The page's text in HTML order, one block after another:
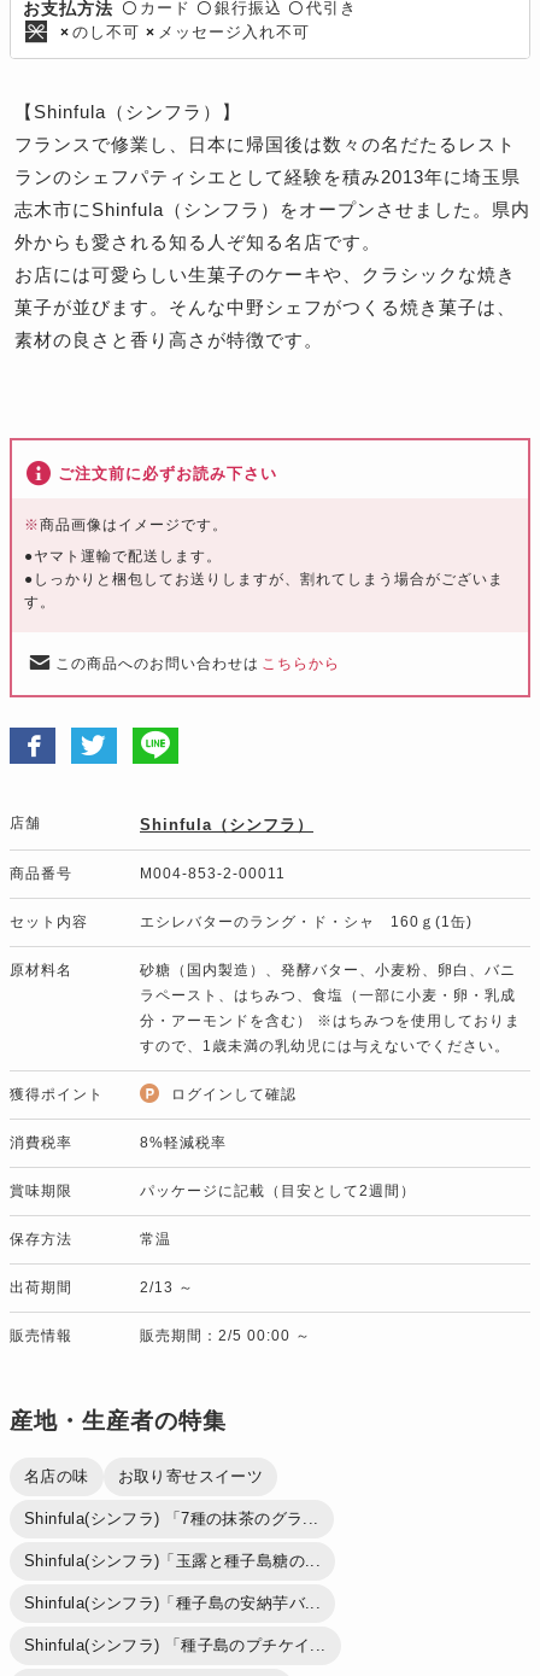
お支払方法 〇 カード 〇 銀行振込 〇 代引き
× のし不可 × メッセージ入れ不可
【Shinfula（シンフラ）】
フランスで修業し、日本に帰国後は数々の名だたるレスト
ランのシェフパティシエとして経験を積み2013年に埼玉県
志木市にShinfula（シンフラ）をオープンさせました。県内
外からも愛される知る人ぞ知る名店です。
お店には可愛らしい生菓子のケーキや、クラシックな焼き
菓子が並びます。そんな中野シェフがつくる焼き菓子は、
素材の良さと香り高さが特徴です。
ご注文前に必ずお読み下さい
※商品画像はイメージです。
●ヤマト運輸で配送します。
●しっかりと梱包してお送りしますが、割れてしまう場合がございま
す。
この商品へのお問い合わせは こちらから
店舗 Shinfula（シンフラ）
商品番号 M004-853-2-00011
セット内容 エシレバターのラング・ド・シャ 160ｇ(1缶)
原材料名
砂糖（国内製造）、発酵バター、小麦粉、卵白、バニ
ラペースト、はちみつ、食塩（一部に小麦・卵・乳成
分・アーモンドを含む） ※はちみつを使用しておりま
すので、1歳未満の乳幼児には与えないでください。
獲得ポイント ログインして確認
消費税率 8%軽減税率
賞味期限 パッケージに記載（目安として2週間）
保存方法 常温
出荷期間 2/13 ～
販売情報 販売期間：2/5 00:00 ～
産地・生産者の特集
名店の味 お取り寄せスイーツ
Shinfula(シンフラ) 「7種の抹茶のグラ...
Shinfula(シンフラ)「玉露と種子島糖の...
Shinfula(シンフラ)「種子島の安納芋バ...
Shinfula(シンフラ) 「種子島のプチケイ...